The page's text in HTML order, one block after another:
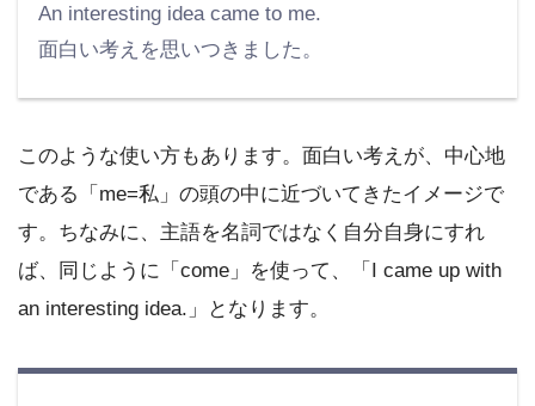
An interesting idea came to me.
面白い考えを思いつきました。
このような使い方もあります。面白い考えが、中心地
である「me=私」の頭の中に近づいてきたイメージで
す。ちなみに、主語を名詞ではなく自分自身にすれ
ば、同じように「come」を使って、「I came up with
an interesting idea.」となります。